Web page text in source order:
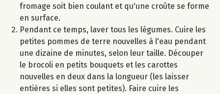
fromage soit bien coulant et qu'une croûte se forme
en surface.
Pendant ce temps, laver tous les légumes. Cuire les
petites pommes de terre nouvelles à l'eau pendant
une dizaine de minutes, selon leur taille. Découper
le brocoli en petits bouquets et les carottes
nouvelles en deux dans la longueur (les laisser
entières si elles sont petites). Faire cuire les